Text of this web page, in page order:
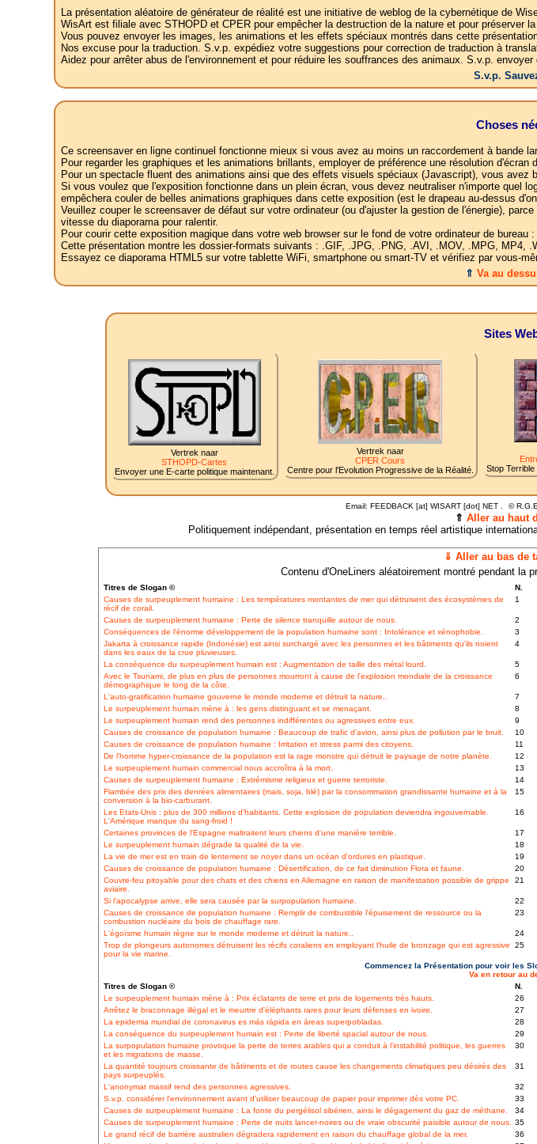
La présentation aléatoire de générateur de réalité est une initiative de weblog de la cybernétique de
WisArt est filiale avec STHOPD et CPER pour empêcher la destruction de la nature et pour préserver
Vous pouvez envoyer les images, les animations et les effets spéciaux montrés dans cette
Nos excuse pour la traduction. S.v.p. expédiez votre suggestions pour correction de traduction à
Aidez pour arrêter abus de l'environnement et pour réduire les souffrances des animaux. S.v.p.
S.v.p.
Choses
Ce screensaver en ligne continuel fonctionne mieux si vous avez au moins un raccordement à bande
Pour regarder les graphiques et les animations brillants, employer de préférence une résolution
Pour un spectacle fluent des animations ainsi que des effets visuels spéciaux (Javascript), vous avez
Si vous voulez que l'exposition fonctionne dans un plein écran, vous devez neutraliser n'importe quel
empêchera couler de belles animations graphiques dans cette exposition (est le drapeau au-dessus
Veuillez couper le screensaver de défaut sur votre ordinateur (ou d'ajuster la gestion de l'énergie),
vitesse du diaporama pour ralentir.
Pour courir cette exposition magique dans votre web browser sur le fond de votre ordinateur de
Cette présentation montre les dossier-formats suivants : .GIF, .JPG, .PNG, .AVI, .MOV, .MPG, MP4,
Essayez ce diaporama HTML5 sur votre tablette WiFi, smartphone ou smart-TV et vérifiez par vous-
⇑ Va au
Sites
Vertrek naar
STHOPD-Cartes
Envoyer une E-carte politique maintenant.
Vertrek naar
CPER Cours
Centre pour l'Evolution Progressive de la Réalité.
Stop
Email: FEEDBACK [at] WISART [dot] NET . ©
⇑ Aller au haut
Politiquement indépendant, présentation en temps réel artistique
⇓ Aller au bas de
Contenu d'OneLiners aléatoirement montré pendant la
Titres de Slogan © N.
Causes de surpeuplement humaine : Les températures montantes de mer qui détruisent des écosystèmes de
récif de corail.
1
Causes de surpeuplement humaine : Perte de silence tranquille autour de nous. 2
Conséquences de l'énorme développement de la population humaine sont : Intolérance et xénophobie.
3
Jakarta à croissance rapide (Indonésie) est ainsi surchargé avec les personnes et les bâtiments qu'ils noient
dans les eaux de la crue pluvieuses.
4
La conséquence du surpeuplement humain est : Augmentation de taille des métal lourd. 5
Avec le Tsunami, de plus en plus de personnes mourront à cause de l'explosion mondiale de la croissance
démographique le long de la côte.
6
L'auto-gratification humaine gouverne le monde moderne et détruit la nature.. 7
Le surpeuplement humain mène à : les gens distinguant et se menaçant.
8
Le surpeuplement humain rend des personnes indifférentes ou agressives entre eux.
9
Causes de croissance de population humaine : Beaucoup de trafic d'avion, ainsi plus de pollution par le bruit.
10
Causes de croissance de population humaine : Irritation et stress parmi des citoyens.
11
De l'homme hyper-croissance de la population est la rage monstre qui détruit le paysage de notre planète.
12
Le surpeuplement humain commercial nous accroîtra à la mort.
13
Causes de surpeuplement humaine : Extrémisme religieux et guerre terroriste.
14
Flambée des prix des denrées alimentaires (mais, soja, blé) par la consommation grandissante humaine et à la
conversion à la bio-carburant.
15
Les Etats-Unis : plus de 300 millions d'habitants. Cette explosion de population deviendra ingouvernable.
L'Amérique manque du sang-froid !
16
Certaines provinces de l'Espagne maltraitent leurs chiens d'une manière terrible. 17
Le surpeuplement humain dégrade la qualité de la vie.
18
La vie de mer est en train de lentement se noyer dans un océan d'ordures en plastique.
19
Causes de croissance de population humaine : Désertification, de ce fait diminution Flora et faune.
20
Couvre-feu pitoyable pour des chats et des chiens en Allemagne en raison de manifestation possible de grippe
aviaire.
21
Si l'apocalypse arrive, elle sera causée par la surpopulation humaine. 22
Causes de croissance de population humaine : Remplir de combustible l'épuisement de ressource ou la
combustion nucléaire du bois de chauffage rare.
23
L'égoïsme humain règne sur le monde moderne et détruit la nature.. 24
Trop de plongeurs autonomes détruisent les récifs coraliens en employant l'huile de bronzage qui est agressive
pour la vie marine.
25
Commencez la Présentation pour voir les
Va en retour au
Titres de Slogan ©
N.
Le surpeuplement humain mène à : Prix éclatants de terre et prix de logements trés hauts.
26
Arrêtez le braconnage illégal et le meurtre d'éléphants rares pour leurs défenses en ivoire.
27
La epidemia mundial de coronavirus es más rápida en áreas superpobladas.
28
La conséquence du surpeuplement humain est : Perte de liberté spacial autour de nous.
29
La surpopulation humaine provoque la perte de terres arables qui a conduit à l'instabilité politique, les guerres
et les migrations de masse.
30
La quantité toujours croissante de bâtiments et de routes cause les changements climatiques peu désirés des
pays surpeuplés.
31
L'anonymat massif rend des personnes agressives. 32
S.v.p. considérer l'environnement avant d'utiliser beaucoup de papier pour imprimer dès votre PC.
33
Causes de surpeuplement humaine : La fonte du pergélisol sibérien, ainsi le dégagement du gaz de méthane.
34
Causes de surpeuplement humaine : Perte de nuits lancer-noires ou de vraie obscurité paisible autour de nous. 35
Le grand récif de barrière australien dégradera rapidement en raison du chauffage global de la mer.
36